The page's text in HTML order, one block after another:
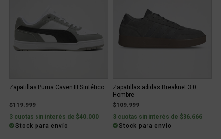
Zapatillas Puma Caven III Sintético
$119.999
3 cuotas sin interés de $40.000
Stock para envío
Zapatillas adidas Breaknet 3.0
Hombre
$109.999
3 cuotas sin interés de $36.666
Stock para envío